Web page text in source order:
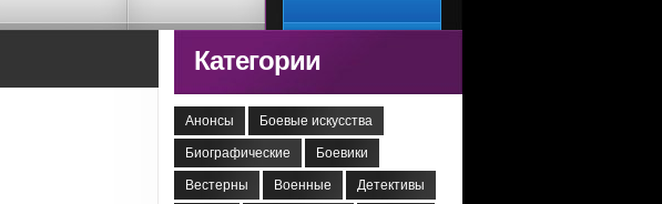
Категории
Анонсы Боевые искусства
Биографические Боевики
Вестерны Военные Детективы